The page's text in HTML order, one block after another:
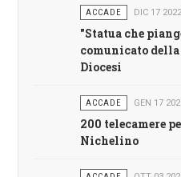
ACCADE DIC 17
"Statua che
comunicato della
Diocesi
ACCADE GEN 17
200 telecamere
Nichelino